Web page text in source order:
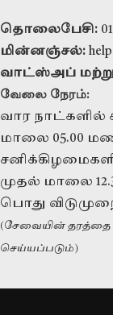
தொலைபேசி:
மின்னஞ்சல்:
வாட்ஸ்அப்
வேலை நேரம்:
வார நாட்களில்
மாலை 05.00
முதல் மாலை
பொது
(சேவையின் தரத்தை
செய்யப்படும்)